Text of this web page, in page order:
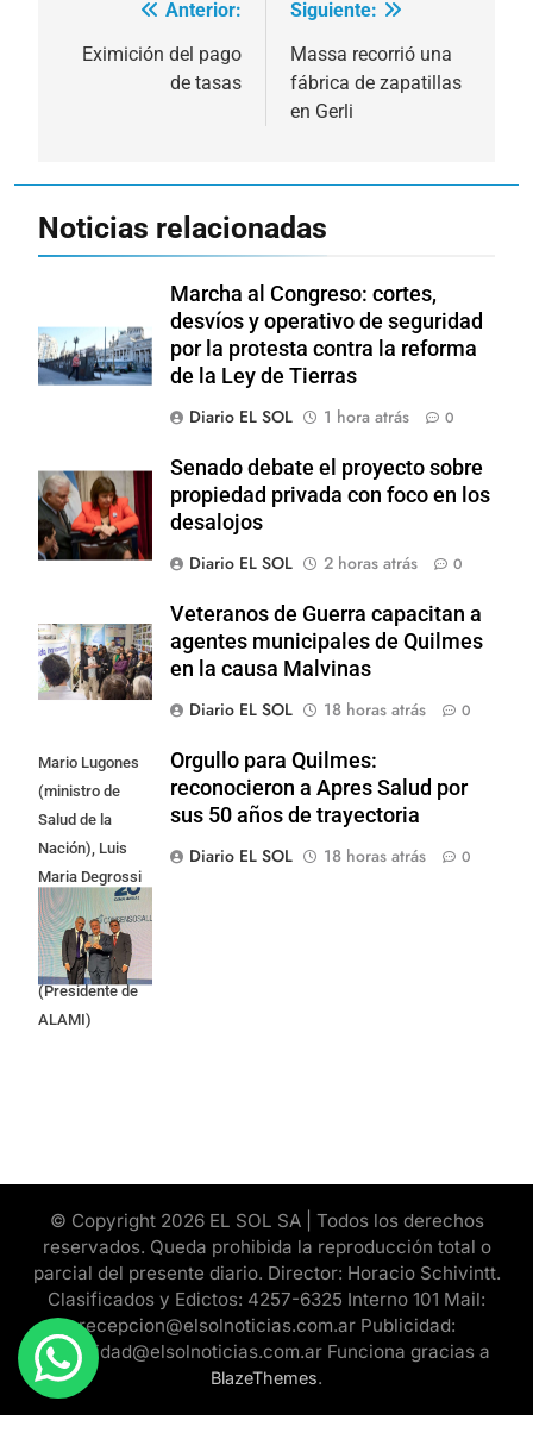
Navegación
de
Anterior:
Eximición del pago
de tasas
Siguiente:
Massa recorrió una
fábrica de zapatillas
en Gerli
Noticias relacionadas
Marcha al Congreso: cortes,
desvíos y operativo de seguridad
por la protesta contra la reforma
de la Ley de Tierras
Diario EL SOL
1 hora atrás 0
Senado debate el proyecto sobre
propiedad privada con foco en los
desalojos
Diario EL SOL
2 horas atrás 0
Veteranos de Guerra capacitan a
agentes municipales de Quilmes
en la causa Malvinas
Diario EL SOL
18 horas atrás 0
Mario Lugones
(ministro de
Salud de la
Nación), Luis
Maria Degrossi
(Presidente de
Apres Salud) y
Cristian Mazza
(Presidente de
ALAMI)
Orgullo para Quilmes:
reconocieron a Apres Salud por
sus 50 años de trayectoria
Diario EL SOL
18 horas atrás 0
© Copyright 2026 EL SOL SA | Todos los derechos
reservados. Queda prohibida la reproducción total o
parcial del presente diario. Director: Horacio Schivintt.
Clasificados y Edictos: 4257-6325 Interno 101 Mail:
recepcion@elsolnoticias.com.ar Publicidad:
publicidad@elsolnoticias.com.ar Funciona gracias a
BlazeThemes.